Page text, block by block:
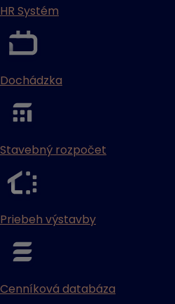
HR Systém
Dochádzka
Stavebný rozpočet
Priebeh výstavby
Cenníková databáza